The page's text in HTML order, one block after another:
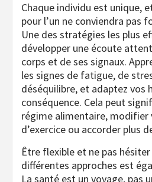
Chaque individu est unique,
pour l’un ne conviendra pas
Une des stratégies les plus
développer une écoute
corps et de ses signaux.
les signes de fatigue, de
déséquilibre, et adaptez vos
conséquence. Cela peut
régime alimentaire,
d’exercice ou accorder plus
Être flexible et ne pas
différentes approches est
La santé est un voyage, pas